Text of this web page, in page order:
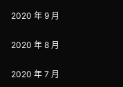
2020 年 9 月
2020 年 8 月
2020 年 7 月